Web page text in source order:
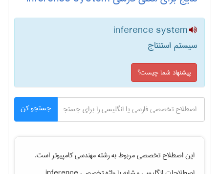
inference system
سیستم استنتاج
پیشنهاد شما چیست؟
جستجو کن
این اصطلاح تخصصی مربوط به رشتهمهندسی كامپيوتراست.